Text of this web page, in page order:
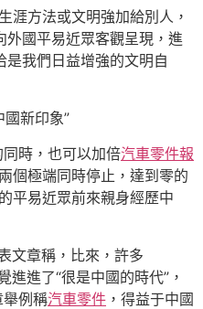
涯方法或文明強加給別人，
外國平易近眾客觀呈現，進
我們日益增強的文明自
國新印象”
時，也可以加倍汽車零件報
個極端同時停止，達到零的
平易近眾前來親身經歷中
文章稱，比來，許多
進了“很是中國的時代”，
舉例稱汽車零件 ，得益于中國